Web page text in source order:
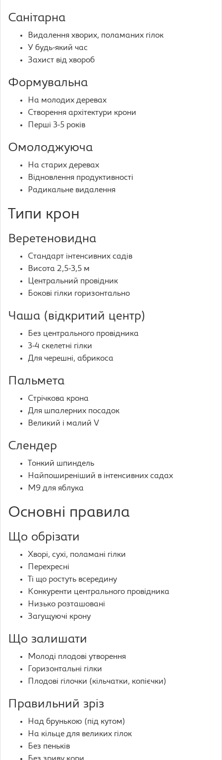
Санітарна
Видалення хворих, поламаних гілок
У будь-який час
Захист від хвороб
Формувальна
На молодих деревах
Створення архітектури крони
Перші 3-5 років
Омолоджуюча
На старих деревах
Відновлення продуктивності
Радикальне видалення
Типи крон
Веретеновидна
Стандарт інтенсивних садів
Висота 2,5-3,5 м
Центральний провідник
Бокові гілки горизонтально
Чаша (відкритий центр)
Без центрального провідника
3-4 скелетні гілки
Для черешні, абрикоса
Пальмета
Стрічкова крона
Для шпалерних посадок
Великий і малий V
Слендер
Тонкий шпиндель
Найпоширеніший в інтенсивних садах
М9 для яблука
Основні правила
Що обрізати
Хворі, сухі, поламані гілки
Перехресні
Ті що ростуть всередину
Конкуренти центрального провідника
Низько розташовані
Загущуючі крону
Що залишати
Молоді плодові утворення
Горизонтальні гілки
Плодові гілочки (кільчатки, копієчки)
Правильний зріз
Над брунькою (під кутом)
На кільце для великих гілок
Без пеньків